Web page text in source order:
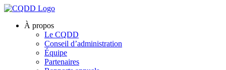
À propos
Le CQDD
Conseil d’administration
Équipe
Partenaires